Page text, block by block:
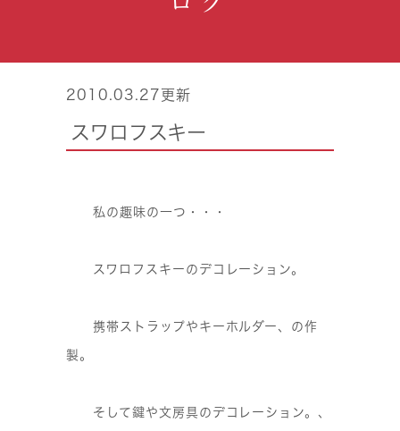
2010.03.27更新
スワロフスキー
私の趣味の一つ・・・
スワロフスキーのデコレーション。
携帯ストラップやキーホルダー、の作
製。
そして鍵や文房具のデコレーション。、